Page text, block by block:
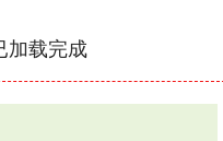
加载完成